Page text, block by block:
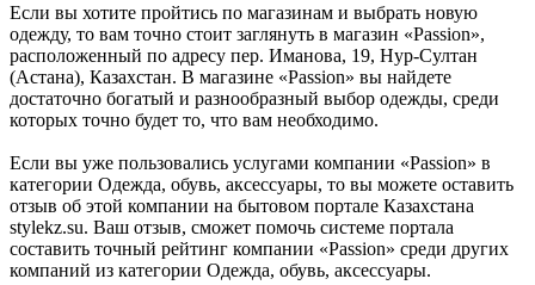
Если вы хотите пройтись по магазинам и выбрать новую
одежду, то вам точно стоит заглянуть в магазин «Passion»,
расположенный по адресу пер. Иманова, 19, Нур-Султан
(Астана), Казахстан. В магазине «Passion» вы найдете
достаточно богатый и разнообразный выбор одежды, среди
которых точно будет то, что вам необходимо.
Если вы уже пользовались услугами компании «Passion» в
категории Одежда, обувь, аксессуары, то вы можете оставить
отзыв об этой компании на бытовом портале Казахстана
stylekz.su. Ваш отзыв, сможет помочь системе портала
составить точный рейтинг компании «Passion» среди других
компаний из категории Одежда, обувь, аксессуары.